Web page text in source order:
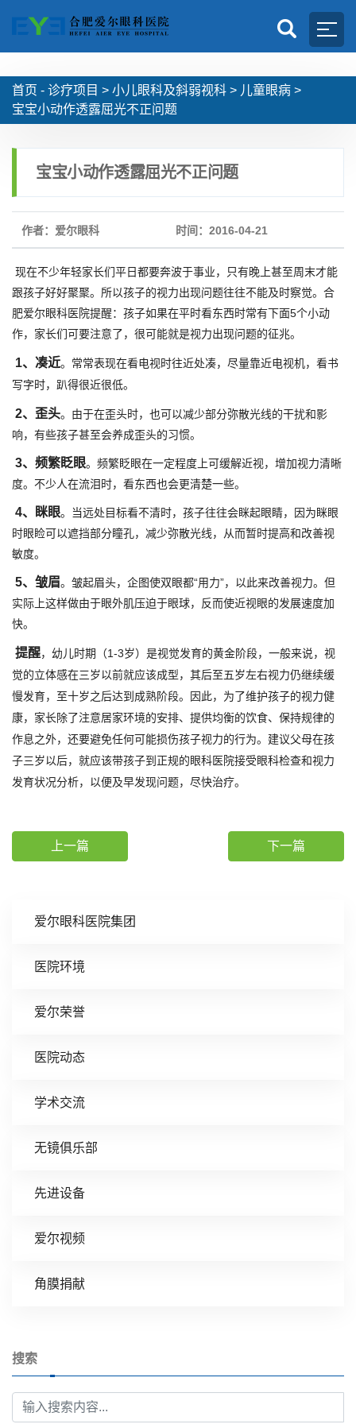
首页 - 诊疗项目 > 小儿眼科及斜弱视科 > 儿童眼病 >
宝宝小动作透露屈光不正问题
爱尔眼科医院集团
医院环境
爱尔荣誉
医院动态
学术交流
无镜俱乐部
先进设备
爱尔视频
角膜捐献
搜索
宝宝小动作透露屈光不正问题
作者：爱尔眼科 时间：2016-04-21
现在不少年轻家长们平日都要奔波于事业，只有晚上甚至周末才能
跟孩子好好聚聚。所以孩子的视力出现问题往往不能及时察觉。合
肥爱尔眼科医院提醒：孩子如果在平时看东西时常有下面5个小动
作，家长们可要注意了，很可能就是视力出现问题的征兆。
1、凑近。常常表现在看电视时往近处凑，尽量靠近电视机，看书
写字时，趴得很近很低。
2、歪头。由于在歪头时，也可以减少部分弥散光线的干扰和影
响，有些孩子甚至会养成歪头的习惯。
3、频繁眨眼。频繁眨眼在一定程度上可缓解近视，增加视力清晰
度。不少人在流泪时，看东西也会更清楚一些。
4、眯眼。当远处目标看不清时，孩子往往会眯起眼睛，因为眯眼
时眼睑可以遮挡部分瞳孔，减少弥散光线，从而暂时提高和改善视
敏度。
5、皱眉。皱起眉头，企图使双眼都“用力”，以此来改善视力。但
实际上这样做由于眼外肌压迫于眼球，反而使近视眼的发展速度加
快。
提醒，幼儿时期（1-3岁）是视觉发育的黄金阶段，一般来说，视
觉的立体感在三岁以前就应该成型，其后至五岁左右视力仍继续缓
慢发育，至十岁之后达到成熟阶段。因此，为了维护孩子的视力健
康，家长除了注意居家环境的安排、提供均衡的饮食、保持规律的
作息之外，还要避免任何可能损伤孩子视力的行为。建议父母在孩
子三岁以后，就应该带孩子到正规的眼科医院接受眼科检查和视力
发育状况分析，以便及早发现问题，尽快治疗。
上一篇 下一篇